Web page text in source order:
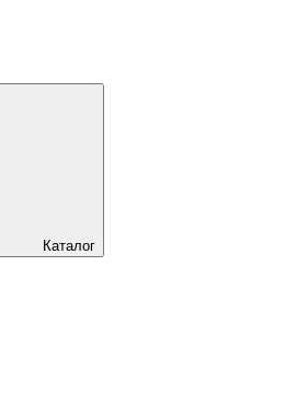
Каталог